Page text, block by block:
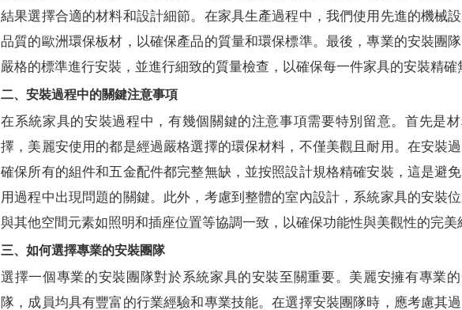
結果選擇合適的材料和設計細節。在家具生產過程中，我們使用先進的機械
品質的歐洲環保板材，以確保產品的質量和環保標準。最後，專業的安裝團
嚴格的標準進行安裝，並進行細致的質量檢查，以確保每一件家具的安裝精確
二、安裝過程中的關鍵注意事項
在系統家具的安裝過程中，有幾個關鍵的注意事項需要特別留意。首先是
擇，美麗安使用的都是經過嚴格選擇的環保材料，不僅美觀且耐用。在安裝過
確保所有的組件和五金配件都完整無缺，並按照設計規格精確安裝，這是避
用過程中出現問題的關鍵。此外，考慮到整體的室內設計，系統家具的安裝
與其他空間元素如照明和插座位置等協調一致，以確保功能性與美觀性的完美
三、如何選擇專業的安裝團隊
選擇一個專業的安裝團隊對於系統家具的安裝至關重要。美麗安擁有專業
隊，成員均具有豐富的行業經驗和專業技能。在選擇安裝團隊時，應考慮其